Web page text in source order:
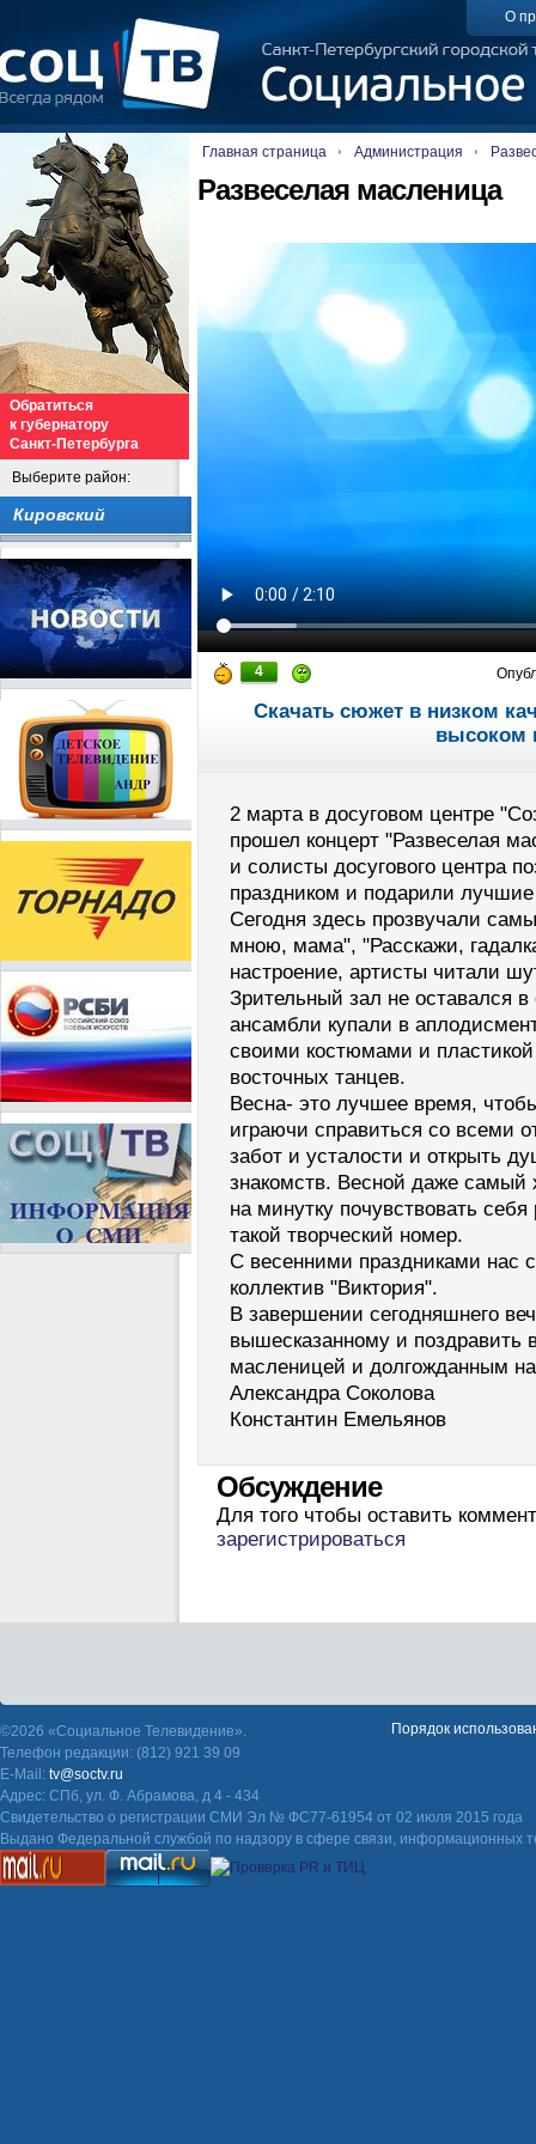
О
Обратиться
к губернатору
Санкт-Петербурга
Выберите район:
Кировский
Главная страница Администрация
Развеселая масленица
4
Скачать сюжет в низком
высоком
2 марта в досуговом центре
прошел концерт "Развеселая
и солисты досугового центра
праздником и подарили
Сегодня здесь прозвучали
мною, мама", "Расскажи,
настроение, артисты читали
Зрительный зал не оставался
ансамбли купали в
своими костюмами и
восточных танцев.
Весна- это лучшее время,
играючи справиться со всеми
забот и усталости и открыть
знакомств. Весной даже самый
на минутку почувствовать
такой творческий номер.
С весенними праздниками нас
коллектив "Виктория".
В завершении сегодняшнего
вышесказанному и поздравить
масленицей и долгожданным
Александра Соколова
Константин Емельянов
Обсуждение
Для того чтобы оставить
зарегистрироваться
©2026 «Социальное Телевидение».
Телефон редакции: (812) 921 39 09
E-Mail: tv@soctv.ru
Адрес: СПб, ул. Ф. Абрамова, д 4 - 434
Свидетельство о регистрации СМИ Эл № ФС77-61954 от 02 июля 2015 года
Выдано Федеральной службой по надзору в сфере связи, информационных
Порядок